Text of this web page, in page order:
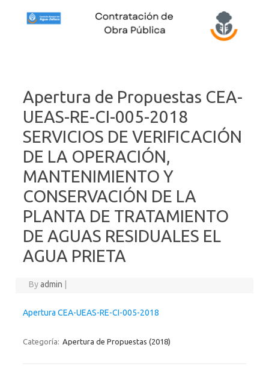
Apertura de Propuestas CEA-
UEAS-RE-CI-005-2018
SERVICIOS DE VERIFICACIÓN
DE LA OPERACIÓN,
MANTENIMIENTO Y
CONSERVACIÓN DE LA
PLANTA DE TRATAMIENTO
DE AGUAS RESIDUALES EL
AGUA PRIETA
Byadmin
Apertura CEA-UEAS-RE-CI-005-2018
Categoría: Apertura de Propuestas (2018)